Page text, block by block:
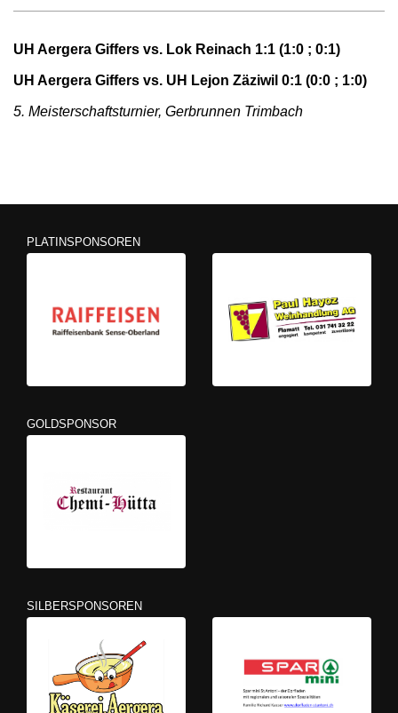
UH Aergera Giffers vs. Lok Reinach 1:1 (1:0 ; 0:1)
UH Aergera Giffers vs. UH Lejon Zäziwil 0:1 (0:0 ; 1:0)
5. Meisterschaftsturnier, Gerbrunnen Trimbach
PLATINSPONSOREN
GOLDSPONSOR
SILBERSPONSOREN